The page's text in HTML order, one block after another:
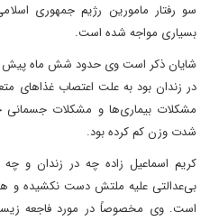
سو رفتار مامورین رژیم جمهوری
بسیاری مواجه شده است.
شایان ذکر است وی حدود شش ماه پیش
در زندان بود به علت اعتصاب غذاهای
مشکلات بیماری‌ها و مشکلات جسمانی
شدت وزن کم کرده بود.
کریم اسماعیل زاده چه در زندان و چه
بی‌عدالتی علیه ملتش دست نکشیده و
است. وی مخصوصاً در مورد فاجعه